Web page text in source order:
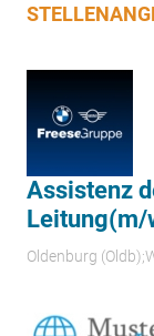
Assistenz
Leitung(m/
Oldenburg